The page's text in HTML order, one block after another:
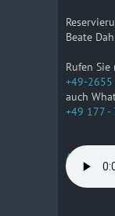
Beate
Rufen Sie
+49-
auch
+49 177 -
Anreise